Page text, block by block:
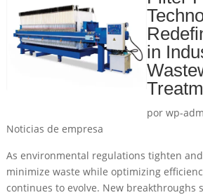
in
por wp-
Noticias de empresa
As environmental regulations tighten
minimize waste while optimizing
continues to evolve. New breakthroughs